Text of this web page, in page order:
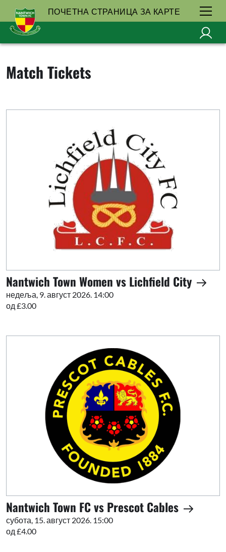
ПОЧЕТНА СТРАНИЦА ЗА КАРТЕ
Match Tickets
Nantwich Town Women vs Lichfield City
недеља, 9. август 2026. 14:00
од £3.00
Nantwich Town FC vs Prescot Cables
субота, 15. август 2026. 15:00
од £4.00